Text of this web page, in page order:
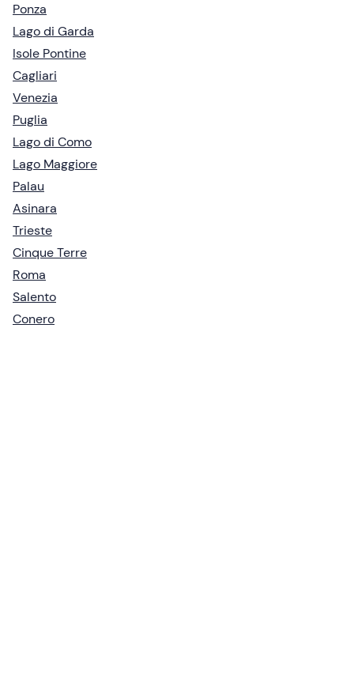
Ponza
Lago di Garda
Isole Pontine
Cagliari
Venezia
Puglia
Lago di Como
Lago Maggiore
Palau
Asinara
Trieste
Cinque Terre
Roma
Salento
Conero